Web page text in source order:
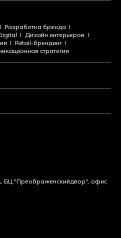
Разработка бренда
Дизайн интерьеров
Retail-брендинг
стратегия
БЦ "Преображенскийдвор", офис